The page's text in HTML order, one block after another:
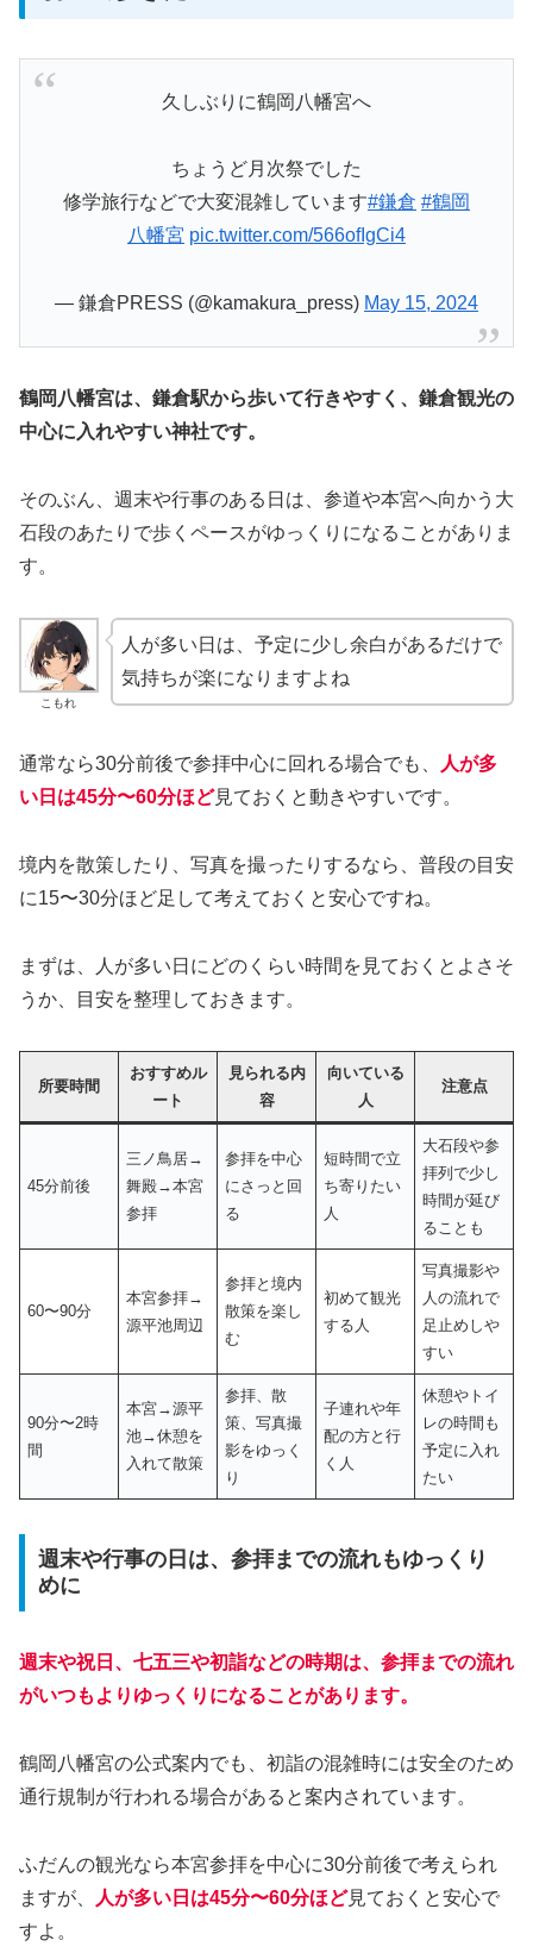
久しぶりに鶴岡八幡宮へ
ちょうど月次祭でした
修学旅行などで大変混雑しています#鎌倉 #鶴岡
八幡宮 pic.twitter.com/566ofIgCi4
— 鎌倉PRESS (@kamakura_press) May 15, 2024
鶴岡八幡宮は、鎌倉駅から歩いて行きやすく、鎌倉観光の
中心に入れやすい神社です。
そのぶん、週末や行事のある日は、参道や本宮へ向かう大
石段のあたりで歩くペースがゆっくりになることがありま
す。
こもれ
人が多い日は、予定に少し余白があるだけで
気持ちが楽になりますよね
通常なら30分前後で参拝中心に回れる場合でも、
人が多
い日は45分〜60分ほど見ておくと動きやすいです。
境内を散策したり、写真を撮ったりするなら、普段の目安
に15〜30分ほど足して考えておくと安心ですね。
まずは、人が多い日にどのくらい時間を見ておくとよさそ
うか、目安を整理しておきます。
所要時間
おすすめル
ート
見られる内
容
向いている
人
注意点
45分前後
三ノ鳥居→
舞殿→本宮
参拝
参拝を中心
にさっと回
る
短時間で立
ち寄りたい
人
大石段や参
拝列で少し
時間が延び
ることも
60〜90分
本宮参拝→
源平池周辺
参拝と境内
散策を楽し
む
初めて観光
する人
写真撮影や
人の流れで
足止めしや
すい
90分〜2時
間
本宮→源平
池→休憩を
入れて散策
参拝、散
策、写真撮
影をゆっく
り
子連れや年
配の方と行
く人
休憩やトイ
レの時間も
予定に入れ
たい
週末や行事の日は、参拝までの流れもゆっくり
めに
週末や祝日、七五三や初詣などの時期は、参拝までの流れ
がいつもよりゆっくりになることがあります。
鶴岡八幡宮の公式案内でも、初詣の混雑時には安全のため
通行規制が行われる場合があると案内されています。
ふだんの観光なら本宮参拝を中心に30分前後で考えられ
ますが、
人が多い日は45分〜60分ほど見ておくと安心で
すよ。